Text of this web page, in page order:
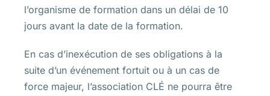
l’organisme de formation dans un délai de 10
jours avant la date de la formation.
En cas d’inexécution de ses obligations à la
suite d’un événement fortuit ou à un cas de
force majeur, l’association CLÉ ne pourra être